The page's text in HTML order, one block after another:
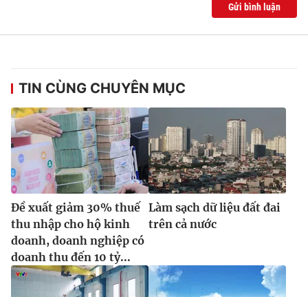
Gửi bình luận
TIN CÙNG CHUYÊN MỤC
Đề xuất giảm 30% thuế
thu nhập cho hộ kinh
doanh, doanh nghiệp có
doanh thu đến 10 tỷ...
Làm sạch dữ liệu đất đai
trên cả nước